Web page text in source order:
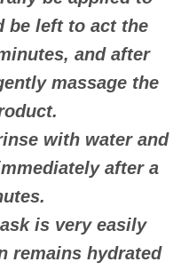
be left to act the
and after
massage the
with water and
after a
is very easily
remains hydrated